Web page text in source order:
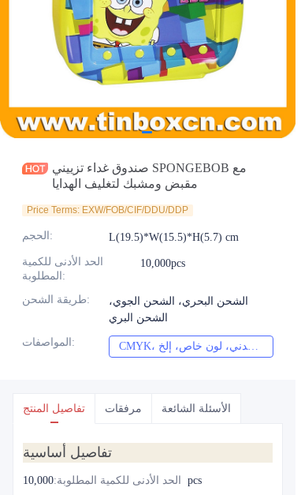
صندوق غداء تزييني SPONGEBOB مع
مقبض ومشبك لتغليف الهدايا
Price Terms: EXW/FOB/CIF/DDU/DDP
الحجم : L(19.5)*W(15.5)*H(5.7) cm
الحد الأدنى للكمية
المطلوبة :
10,000pcs
طريقة الشحن:
الشحن البحري، الشحن الجوي،
الشحن البري
المواصفات : CMYK، بانتون، معدني، لون خاص، إلخ
تفاصيل المنتج مرفقات الأسئلة الشائعة
تفاصيل أساسية
الحد الأدنى للكمية المطلوبة: 10,000pcs
الشهادات
الاستدامة
الأخبار